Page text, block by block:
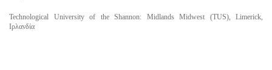
Technological University of the Shannon: Midlands Midwest (TUS), Limerick,
Ιρλανδία